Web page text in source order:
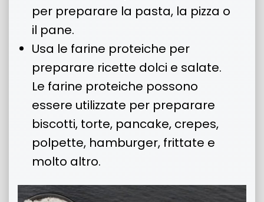
per preparare la pasta, la pizza o
il pane.
Usa le farine proteiche per
preparare ricette dolci e salate.
Le farine proteiche possono
essere utilizzate per preparare
biscotti, torte, pancake, crepes,
polpette, hamburger, frittate e
molto altro.